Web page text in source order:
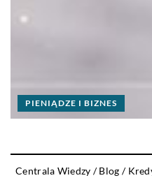
PIENIĄDZE I BIZNES
Centrala Wiedzy /Blog /